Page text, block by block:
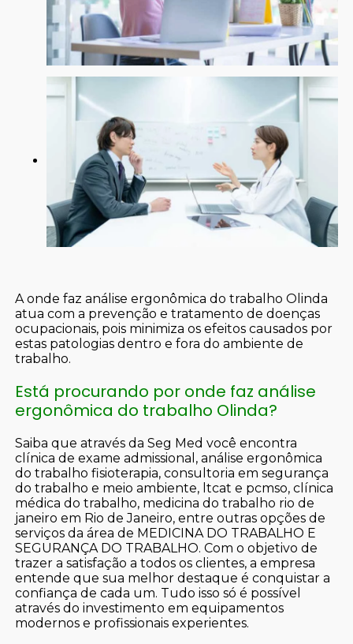
A onde faz análise ergonômica do trabalho Olinda
atua com a prevenção e tratamento de doenças
ocupacionais, pois minimiza os efeitos causados por
estas patologias dentro e fora do ambiente de
trabalho.
Está procurando por onde faz análise
ergonômica do trabalho Olinda?
Saiba que através da Seg Med você encontra
clínica de exame admissional, análise ergonômica
do trabalho fisioterapia, consultoria em segurança
do trabalho e meio ambiente, ltcat e pcmso, clínica
médica do trabalho, medicina do trabalho rio de
janeiro em Rio de Janeiro, entre outras opções de
serviços da área de MEDICINA DO TRABALHO E
SEGURANÇA DO TRABALHO. Com o objetivo de
trazer a satisfação a todos os clientes, a empresa
entende que sua melhor destaque é conquistar a
confiança de cada um. Tudo isso só é possível
através do investimento em equipamentos
modernos e profissionais experientes.